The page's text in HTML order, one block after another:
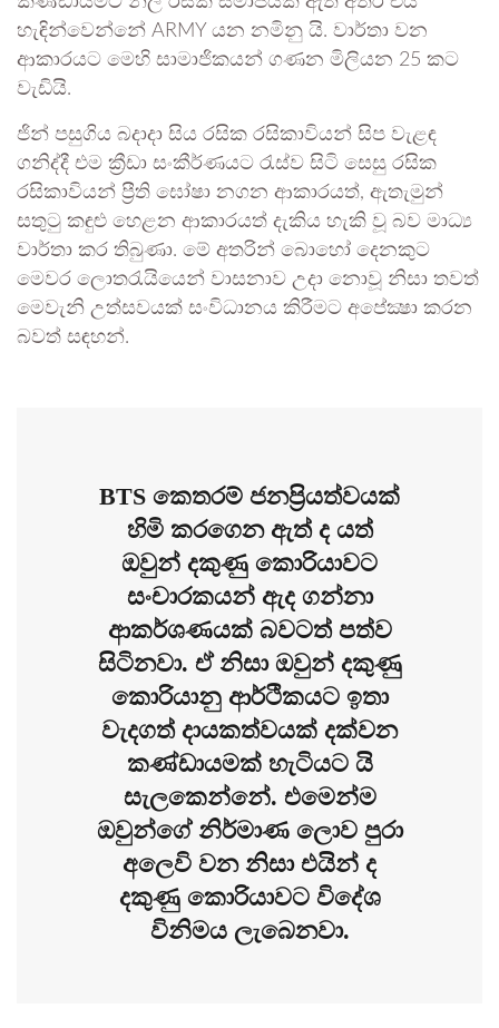
හැඳින්වෙන්නේ ARMY යන නමිනු යි. වාර්තා වන
ආකාරයට මෙහි සාමාජිකයන් ගණන මිලියන 25 කට
වැඩියි.
ජින් පසුගිය බදාදා සිය රසික රසිකාවියන් සිප වැළඳ
ගනිද්දී එම ක්‍රීඩා සංකීර්ණයට රැස්ව සිටි සෙසු රසික
රසිකාවියන් ප්‍රීති ඝෝෂා නගන ආකාරයත්, ඇතැමුන්
සතුටු කඳුළු හෙළන ආකාරයත් දැකිය හැකි වූ බව මාධ්‍ය
වාර්තා කර තිබුණා. මේ අතරින් බොහෝ දෙනකුට
මෙවර ලොතරැයියෙන් වාසනාව උදා නොවූ නිසා තවත්
මෙවැනි උත්සවයක් සංවිධානය කිරීමට අපේක්‍ෂා කරන
බවත් සඳහන්.
BTS කෙතරම් ජනප්‍රියත්වයක්
හිමි කරගෙන ඇත් ද යත්
ඔවුන් දකුණු කොරියාවට
සංචාරකයන් ඇද ගන්නා
ආකර්ශණයක් බවටත් පත්ව
සිටිනවා. ඒ නිසා ඔවුන් දකුණු
කොරියානු ආර්ථිකයට ඉතා
වැදගත් දායකත්වයක් දක්වන
කණ්ඩායමක් හැටියට යි
සැලකෙන්නේ. එමෙන්ම
ඔවුන්ගේ නිර්මාණ ලොව පුරා
අලෙවි වන නිසා එයින් ද
දකුණු කොරියාවට විදේශ
විනිමය ලැබෙනවා.